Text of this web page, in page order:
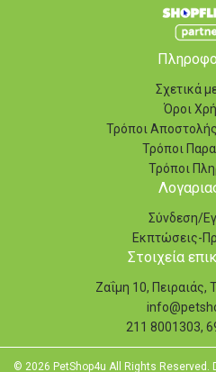
Σχετικά
Όροι
Τρόποι
Τρόποι
Τρόποι
Σύνδεση/
Εκπτώσεις-
Στοιχεία
Ζαΐμη 10, Πειραιάς,
211 8001303,
© 2026 PetShop4u All Rights Reserved.